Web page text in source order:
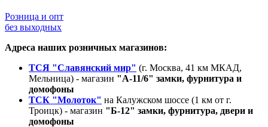
Розница и опт
без выходных
Адреса наших розничных магазинов:
ТСЯ "Славянский мир" (г. Москва, 41 км МКАД,
Мельница) - магазин "А-11/6" замки, фурнитура и
домофоны
ТСК "Молоток" на Калужском шоссе (1 км от г.
Троицк) - магазин "Б-12" замки, фурнитура, двери и
домофоны